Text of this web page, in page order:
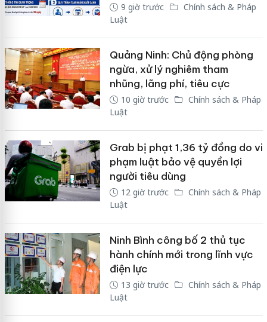
9 giờ trước
Chính sách & Pháp
Luật
Quảng Ninh: Chủ động phòng
ngừa, xử lý nghiêm tham
nhũng, lãng phí, tiêu cực
10 giờ trước
Chính sách & Pháp
Luật
Grab bị phạt 1,36 tỷ đồng do vi
phạm luật bảo vệ quyền lợi
người tiêu dùng
12 giờ trước
Chính sách & Pháp
Luật
Ninh Bình công bố 2 thủ tục
hành chính mới trong lĩnh vực
điện lực
13 giờ trước
Chính sách & Pháp
Luật